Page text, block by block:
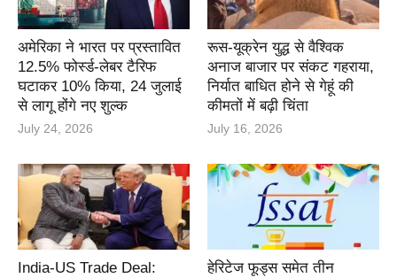
अमेरिका ने भारत पर प्रस्तावित
12.5% फोर्स्ड-लेबर टैरिफ
घटाकर 10% किया, 24 जुलाई
से लागू होंगे नए शुल्क
July 24, 2026
रूस-यूक्रेन युद्ध से वैश्विक
अनाज बाजार पर संकट गहराया,
निर्यात बाधित होने से गेहूं की
कीमतों में बढ़ी चिंता
July 16, 2026
India-US Trade Deal:
हेरिटेज फूड्स समेत तीन